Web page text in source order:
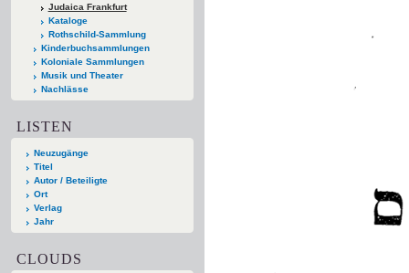
Judaica Frankfurt
Kataloge
Rothschild-Sammlung
Kinderbuchsammlungen
Koloniale Sammlungen
Musik und Theater
Nachlässe
LISTEN
Neuzugänge
Titel
Autor / Beteiligte
Ort
Verlag
Jahr
CLOUDS